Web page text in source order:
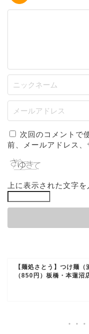
次回のコメントで
前、メールアドレス、
上に表示された文字
【麺処さとう】つけ麺（
（850円）板橋・本蓮沼